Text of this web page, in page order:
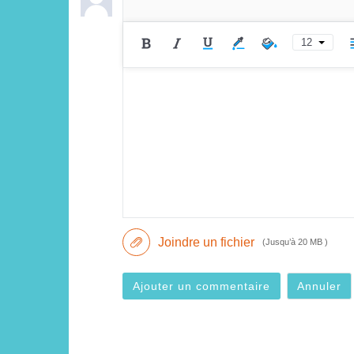
12
Joindre un fichier (Jusqu’à 20 MB )
Ajouter un commentaire Annuler